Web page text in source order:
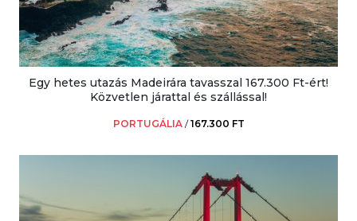
Egy hetes utazás Madeirára tavasszal 167.300 Ft-ért!
Közvetlen járattal és szállással!
PORTUGÁLIA /167.300 FT